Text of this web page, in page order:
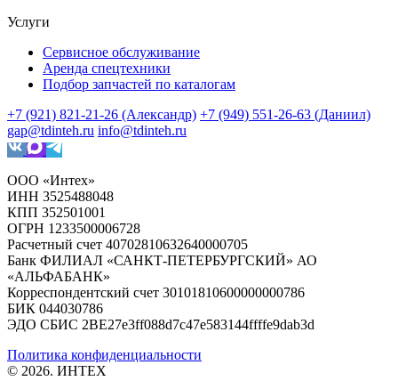
Услуги
Сервисное обслуживание
Аренда спецтехники
Подбор запчастей по каталогам
+7 (921) 821-21-26 (Александр) +7 (949) 551-26-63 (Даниил)
gap@tdinteh.ru info@tdinteh.ru
ООО «Интех»
ИНН 3525488048
КПП 352501001
ОГРН 1233500006728
Расчетный счет 40702810632640000705
Банк ФИЛИАЛ «САНКТ-ПЕТЕРБУРГСКИЙ» АО
«АЛЬФАБАНК»
Корреспондентский счет 30101810600000000786
БИК 044030786
ЭДО СБИС 2BE27e3ff088d7c47e583144ffffe9dab3d
Политика конфиденциальности
© 2026. ИНТЕХ